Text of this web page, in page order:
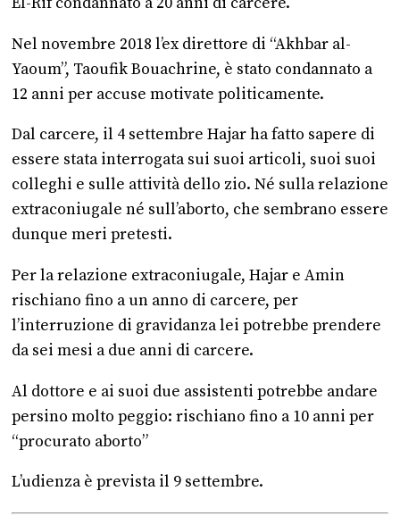
Nel novembre 2018 l’ex direttore di “Akhbar al-
Yaoum”, Taoufik Bouachrine, è stato condannato a
12 anni per accuse motivate politicamente.
Dal carcere, il 4 settembre Hajar ha fatto sapere di
essere stata interrogata sui suoi articoli, suoi suoi
colleghi e sulle attività dello zio. Né sulla relazione
extraconiugale né sull’aborto, che sembrano essere
dunque meri pretesti.
Per la relazione extraconiugale, Hajar e Amin
rischiano fino a un anno di carcere, per
l’interruzione di gravidanza lei potrebbe prendere
da sei mesi a due anni di carcere.
Al dottore e ai suoi due assistenti potrebbe andare
persino molto peggio: rischiano fino a 10 anni per
“procurato aborto”
L’udienza è prevista il 9 settembre.